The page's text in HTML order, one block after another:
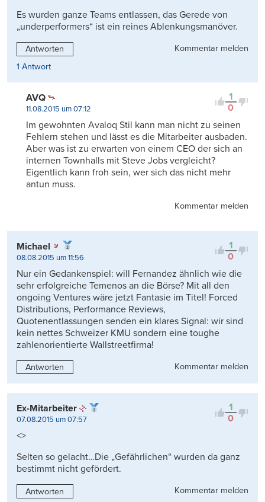
Es wurden ganze Teams entlassen, das Gerede von
„underperformers“ ist ein reines Ablenkungsmanöver.
Antworten
Kommentar melden
1 Antwort
1
0
AVQ
11.08.2015 um 07:12
Im gewohnten Avaloq Stil kann man nicht zu seinen
Fehlern stehen und lässt es die Mitarbeiter ausbaden.
Aber was ist zu erwarten von einem CEO der sich an
internen Townhalls mit Steve Jobs vergleicht?
Eigentlich kann froh sein, wer sich das nicht mehr
antun muss.
Kommentar melden
1
0
Michael
08.08.2015 um 11:56
Nur ein Gedankenspiel: will Fernandez ähnlich wie die
sehr erfolgreiche Temenos an die Börse? Mit all den
ongoing Ventures wäre jetzt Fantasie im Titel! Forced
Distributions, Performance Reviews,
Quotenentlassungen senden ein klares Signal: wir sind
kein nettes Schweizer KMU sondern eine toughe
zahlenorientierte Wallstreetfirma!
Antworten Kommentar melden
1
0
Ex-Mitarbeiter
07.08.2015 um 07:57
<>
Selten so gelacht…Die „Gefährlichen“ wurden da ganz
bestimmt nicht gefördert.
Antworten Kommentar melden